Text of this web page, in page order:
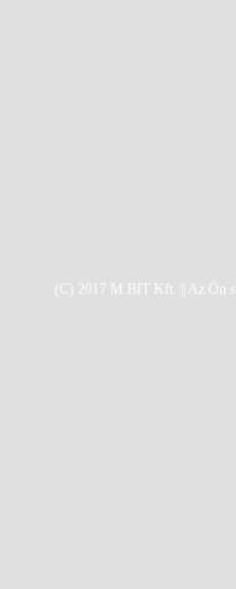
(C) 2017 M.BIT Kft. || Az Ön